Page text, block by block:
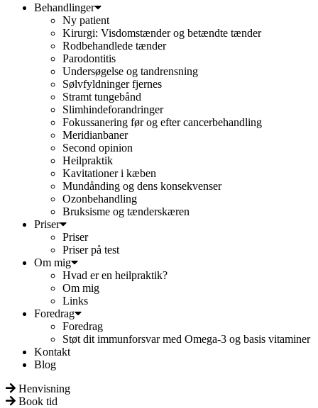
Behandlinger
Ny patient
Kirurgi: Visdomstænder og betændte tænder
Rodbehandlede tænder
Parodontitis
Undersøgelse og tandrensning
Sølvfyldninger fjernes
Stramt tungebånd
Slimhindeforandringer
Fokussanering før og efter cancerbehandling
Meridianbaner
Second opinion
Heilpraktik
Kavitationer i kæben
Mundånding og dens konsekvenser
Ozonbehandling
Bruksisme og tænderskæren
Priser
Priser
Priser på test
Om mig
Hvad er en heilpraktik?
Om mig
Links
Foredrag
Foredrag
Støt dit immunforsvar med Omega-3 og basis vitaminer
Kontakt
Blog
Henvisning
Book tid